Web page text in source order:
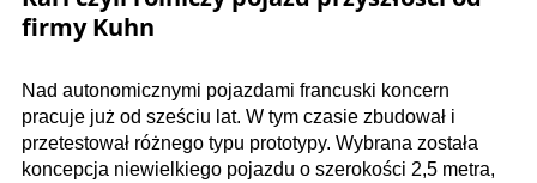
firmy Kuhn
Nad autonomicznymi pojazdami francuski koncern
pracuje już od sześciu lat. W tym czasie zbudował i
przetestował różnego typu prototypy. Wybrana została
koncepcja niewielkiego pojazdu o szerokości 2,5 metra,